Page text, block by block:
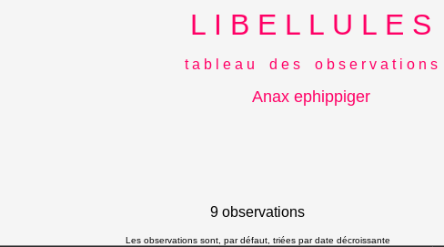
L I B E L L U L E S
t a b l e a u d e s o b s e r v a t i o n s
Anax ephippiger
9 observations
Les observations sont, par défaut, triées par date décroissante